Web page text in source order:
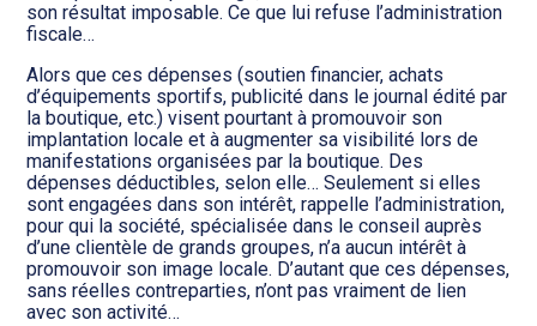
Gestion de patrimoine
Procédures collectives
Transition numérique
Analyse et tableau de bord :
WAIBI
Gérer vos ressources
humaines : SILAE
son résultat imposable. Ce que lui refuse l’administration
fiscale…
Alors que ces dépenses (soutien financier, achats
d’équipements sportifs, publicité dans le journal édité par
la boutique, etc.) visent pourtant à promouvoir son
implantation locale et à augmenter sa visibilité lors de
manifestations organisées par la boutique. Des
dépenses déductibles, selon elle… Seulement si elles
sont engagées dans son intérêt, rappelle l’administration,
pour qui la société, spécialisée dans le conseil auprès
d’une clientèle de grands groupes, n’a aucun intérêt à
promouvoir son image locale. D’autant que ces dépenses,
sans réelles contreparties, n’ont pas vraiment de lien
avec son activité…